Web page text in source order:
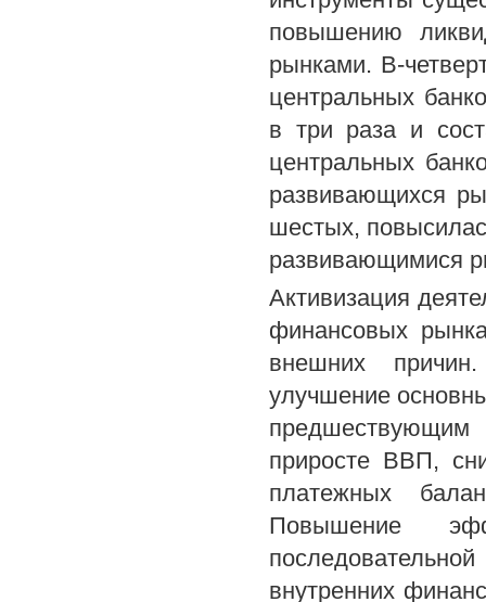
повышению
рынками. В-
центральных
в три раза и
центральных
развивающихся
шестых,
развивающимися
Активизация
финансовых
внешних
улучшение
приросте ВВП,
платежных
Повышение
внутренних